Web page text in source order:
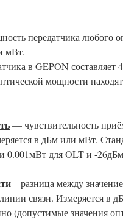
передатчика любого
мВт.
в GEPON
мощности
— чувствительность
в дБм или мВт.
0.001мВт для OLT и -
– разница между
связи. Измеряется в
(допустимые значения